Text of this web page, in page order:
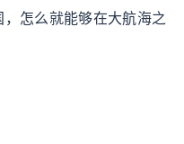
怎么就能够在大航海之